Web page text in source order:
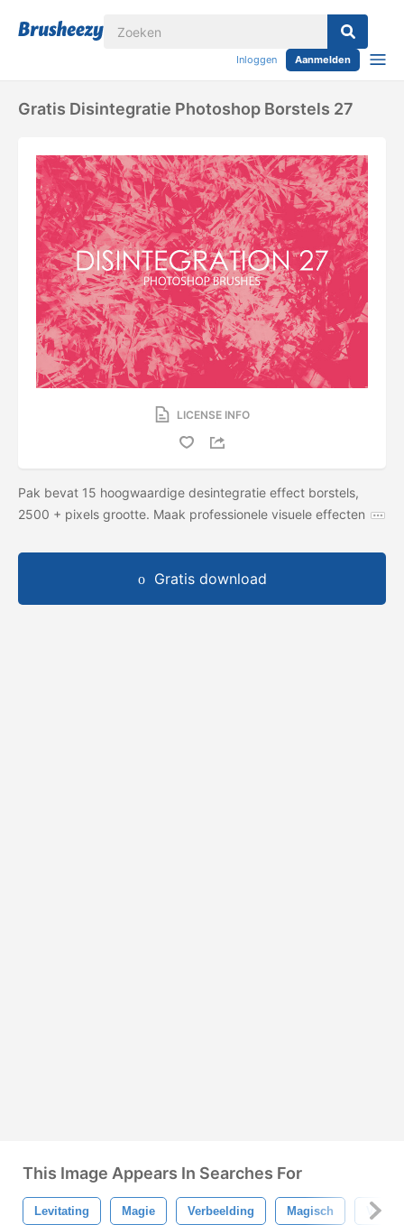
Inloggen Aanmelden
Gratis Disintegratie Photoshop Borstels 27
LICENSE INFO
Pak bevat 15 hoogwaardige desintegratie effect borstels,
2500 + pixels grootte. Maak professionele visuele effecten
Gratis download
This Image Appears In Searches For
Levitating Magie Verbeelding Magisch